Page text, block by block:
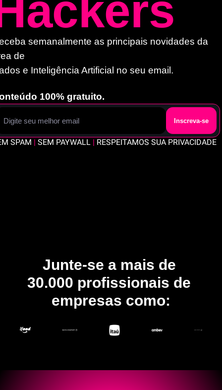
semanalmente as principais novidades da
de
e Inteligência Artificial no seu email.
100% gratuito.
Inscreva-se
SPAM | SEM PAYWALL | RESPEITAMOS SUA PRIVACIDADE
Junte-se a mais de
30.000 profissionais de
empresas como: